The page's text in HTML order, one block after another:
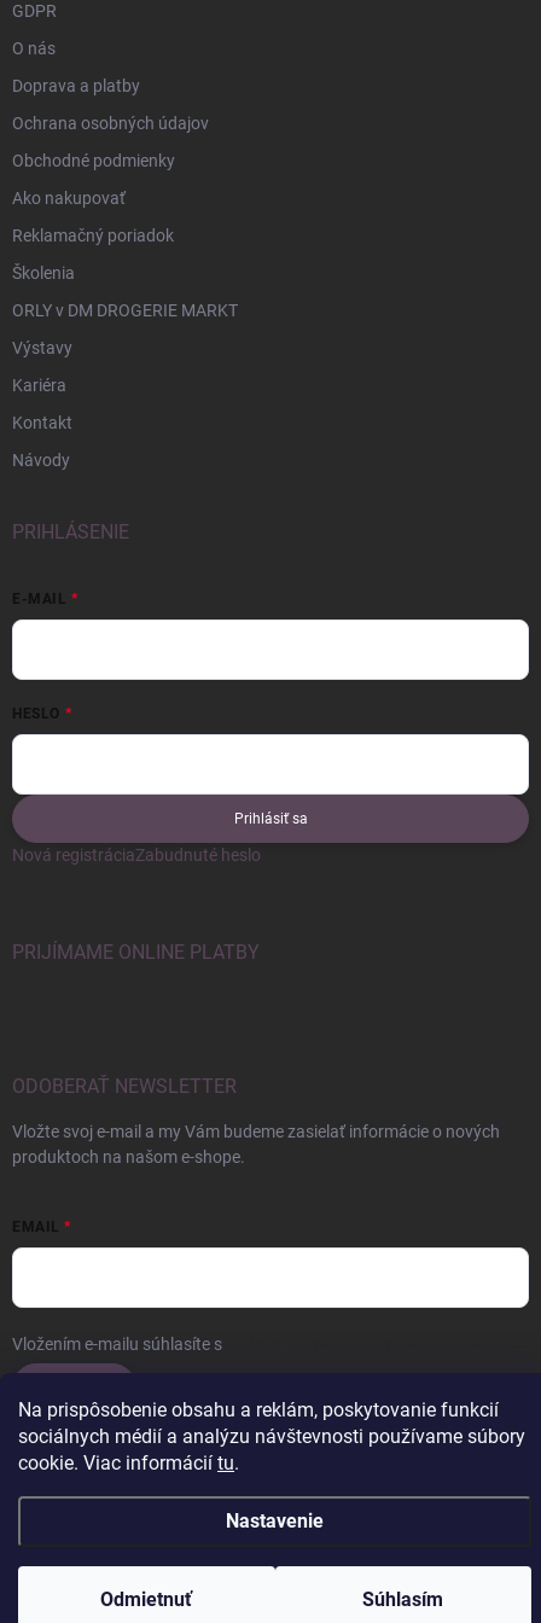
Na prispôsobenie obsahu a reklám, poskytovanie funkcií
sociálnych médií a analýzu návštevnosti používame súbory
cookie. Viac informácií tu.
Nastavenie
Odmietnuť Súhlasím
GDPR
O nás
Doprava a platby
Ochrana osobných údajov
Obchodné podmienky
Ako nakupovať
Reklamačný poriadok
Školenia
ORLY v DM DROGERIE MARKT
Výstavy
Kariéra
Kontakt
Návody
PRIHLÁSENIE
E-MAIL
HESLO
Prihlásiť sa
Nová registráciaZabudnuté heslo
PRIJÍMAME ONLINE PLATBY
ODOBERAŤ NEWSLETTER
Vložte svoj e-mail a my Vám budeme zasielať informácie o nových
produktoch na našom e-shope.
EMAIL
Vložením e-mailu súhlasíte s
Copyright 2026ERROW. Všetky práva vyhradené.Upraviť nastavenie
cookies